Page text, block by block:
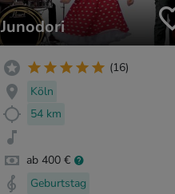
Junodori
(16)
Köln
54 km
ab 400 €
Geburtstag